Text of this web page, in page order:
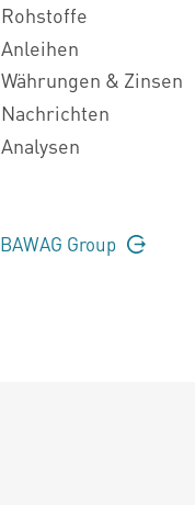
Rohstoffe
Anleihen
Währungen & Zinsen
Nachrichten
Analysen
BAWAG Group